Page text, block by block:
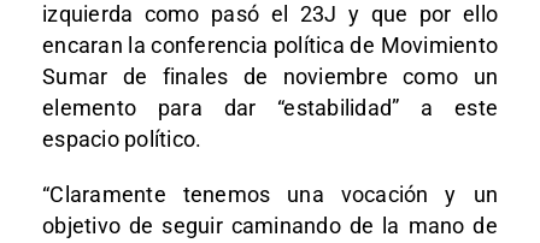
izquierda como pasó el 23J y que por ello
encaran la conferencia política de Movimiento
Sumar de finales de noviembre como un
elemento para dar “estabilidad” a este
espacio político.
“Claramente tenemos una vocación y un
objetivo de seguir caminando de la mano de